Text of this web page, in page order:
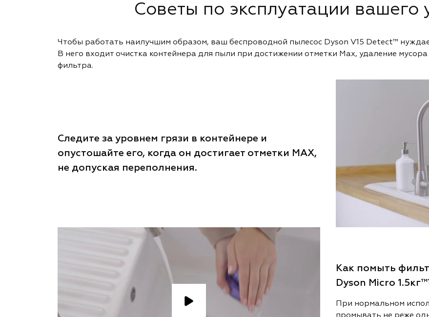
Советы по эксплуатации вашего
Чтобы работать наилучшим образом, ваш беспроводной пылесос Dyson V15 Detect™
В него входит очистка контейнера для пыли при достижении отметки Max, удаление
фильтра.
Следите за уровнем грязи в контейнере и
опустошайте его, когда он достигает отметки MAX,
не допуская переполнения.
Как помыть
Dyson Micro
При нормальном